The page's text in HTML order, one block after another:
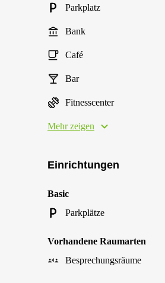
Parkplatz
Bank
Café
Bar
Fitnesscenter
Mehr zeigen
Einrichtungen
Basic
Parkplätze
Vorhandene Raumarten
Besprechungsräume